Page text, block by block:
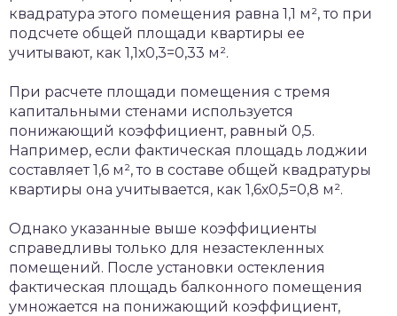
квадратура этого помещения равна 1,1 м², то при
подсчете общей площади квартиры ее
учитывают, как 1,1х0,3=0,33 м².
При расчете площади помещения с тремя
капитальными стенами используется
понижающий коэффициент, равный 0,5.
Например, если фактическая площадь лоджии
составляет 1,6 м², то в составе общей квадратуры
квартиры она учитывается, как 1,6х0,5=0,8 м².
Однако указанные выше коэффициенты
справедливы только для незастекленных
помещений. После установки остекления
фактическая площадь балконного помещения
умножается на понижающий коэффициент,